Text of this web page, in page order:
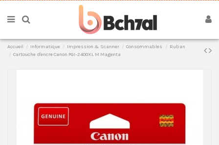
Accueil Informatique Impression & Scanner Consommables
Ruban
Cartouche d'encre Canon PGI-2400XL M Magenta